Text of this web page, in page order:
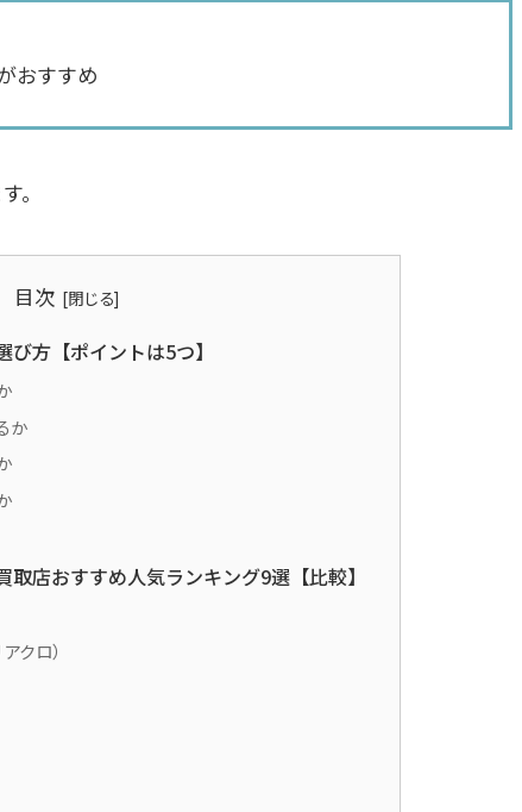
おすすめ
。
目次
方【ポイントは5つ】
か
取店おすすめ人気ランキング9選【比較】
クロ）